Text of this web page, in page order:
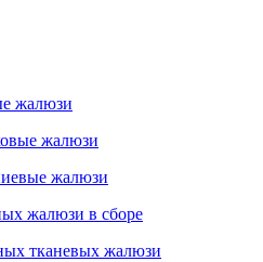
жалюзи
жалюзи
жалюзи
жалюзи в сборе
тканевых жалюзи